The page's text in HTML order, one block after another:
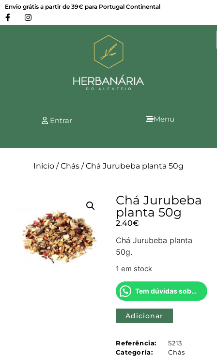
Envio grátis a partir de 39€ para Portugal Continental
Entrar Menu
Início /Chás / Chá Jurubeba planta 50g
Chá Jurubeba
planta 50g
2.40€
Chá Jurubeba planta
50g.
1 em stock
Tem dúvidas sobre este produto?
Adicionar
Referência:
5213
Categoria:
Chás